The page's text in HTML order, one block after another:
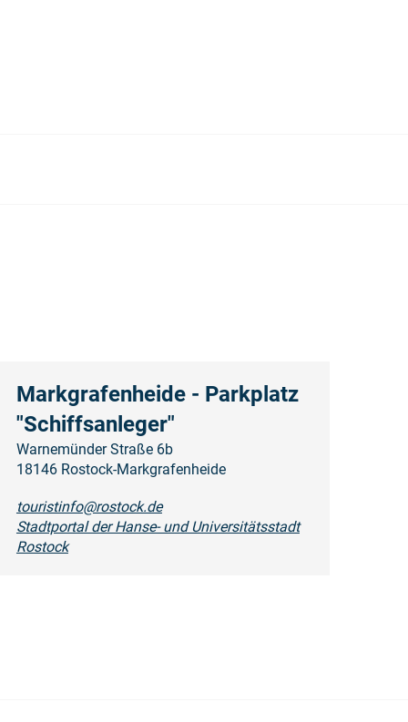
Markgrafenheide - Parkplatz
"Schiffsanleger"
Warnemünder Straße 6b
18146 Rostock-Markgrafenheide
touristinfo@rostock.de
Stadtportal der Hanse- und Universitätsstadt
Rostock